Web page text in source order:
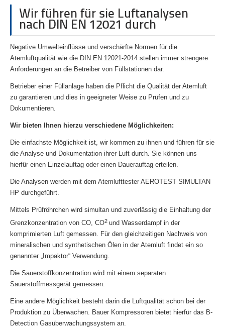
Wir führen für sie Luftanalysen
nach DIN EN 12021 durch
Negative Umwelteinflüsse und verschärfte Normen für die
Atemluftqualität wie die DIN EN 12021-2014 stellen immer strengere
Anforderungen an die Betreiber von Füllstationen dar.
Betrieber einer Füllanlage haben die Pflicht die Qualität der Atemluft
zu garantieren und dies in geeigneter Weise zu Prüfen und zu
Dokumentieren.
Wir bieten Ihnen hierzu verschiedene Möglichkeiten:
Die einfachste Möglichkeit ist, wir kommen zu ihnen und führen für sie
die Analyse und Dokumentation ihrer Luft durch. Sie können uns
hierfür einen Einzelauftag oder einen Dauerauftag erteilen.
Die Analysen werden mit dem Atemlufttester AEROTEST SIMULTAN
HP durchgeführt.
Mittels Prüfröhrchen wird simultan und zuverlässig die Einhaltung der
Grenzkonzentration von CO, CO2 und Wasserdampf in der
komprimierten Luft gemessen. Für den gleichzeitigen Nachweis von
mineralischen und synthetischen Ölen in der Atemluft findet ein so
genannter „Impaktor“ Verwendung.
Die Sauerstoffkonzentration wird mit einem separaten
Sauerstoffmessgerät gemessen.
Eine andere Möglichkeit besteht darin die Luftqualität schon bei der
Produktion zu Überwachen. Bauer Kompressoren bietet hierfür das B-
Detection Gasüberwachungssystem an.